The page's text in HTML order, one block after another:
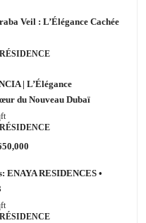
Veil : L’Élégance Cachée
| L’Élégance
du Nouveau Dubaï
ENAYA RESIDENCES •